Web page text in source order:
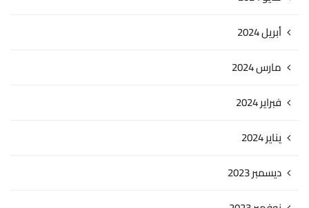
أبريل 2024
مارس 2024
فبراير 2024
يناير 2024
ديسمبر 2023